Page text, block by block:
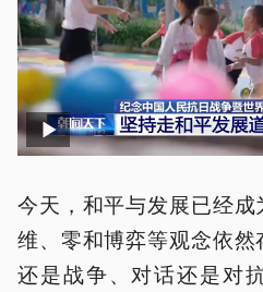
今天，和平与发展已经
维、零和博弈等观念依
还是战争、对话还是对